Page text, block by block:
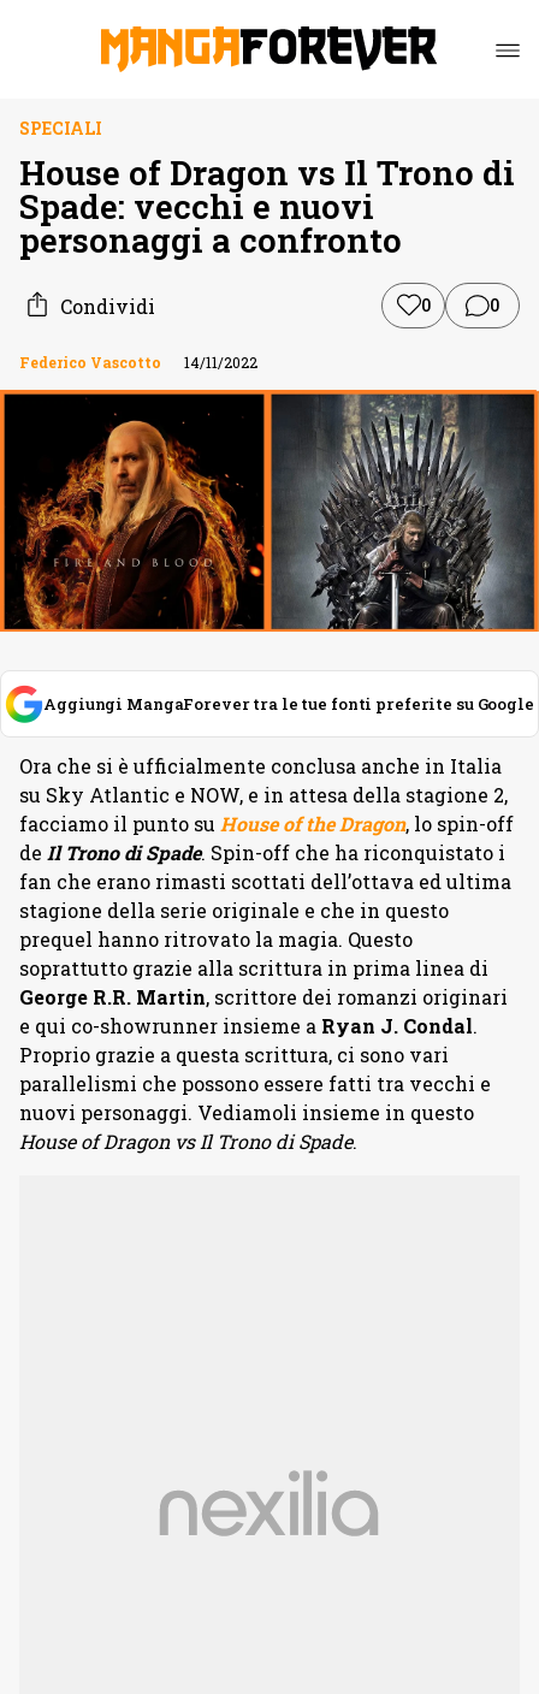
SPECIALI
House of Dragon vs Il Trono di
Spade: vecchi e nuovi
personaggi a confronto
Condividi 0 0
Federico Vascotto 14/11/2022
Aggiungi MangaForever tra le tue fonti preferite su Google
Ora che si è ufficialmente conclusa anche in Italia
su Sky Atlantic e NOW, e in attesa della stagione 2,
facciamo il punto su House of the Dragon, lo spin-off
de Il Trono di Spade. Spin-off che ha riconquistato i
fan che erano rimasti scottati dell’ottava ed ultima
stagione della serie originale e che in questo
prequel hanno ritrovato la magia. Questo
soprattutto grazie alla scrittura in prima linea di
George R.R. Martin, scrittore dei romanzi originari
e qui co-showrunner insieme a Ryan J. Condal.
Proprio grazie a questa scrittura, ci sono vari
parallelismi che possono essere fatti tra vecchi e
nuovi personaggi. Vediamoli insieme in questo
House of Dragon vs Il Trono di Spade.